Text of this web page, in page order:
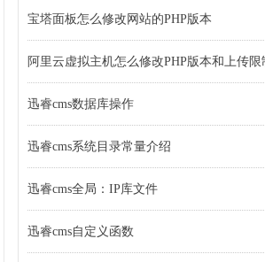
宝塔面板怎么修改网站的PHP版本
阿里云虚拟主机怎么修改PHP版本和上传限
迅睿cms数据库操作
迅睿cms系统目录常量介绍
迅睿cms全局：IP库文件
迅睿cms自定义函数